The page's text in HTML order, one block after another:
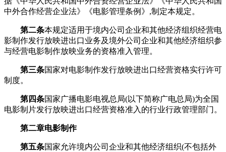
中外合作经营企业法》《电影管理条例》,制定本规定。
第二条本规定适用于境内公司企业和其他经济组织经营电
影制作发行放映进出口业务及境外公司企业和其他经济组织参
与经营电影制作放映业务的资格准入管理。
第三条国家对电影制作发行放映进出口经营资格实行许可
制度。
第四条国家广播电影电视总局(以下简称广电总局)为全国
电影制片发行放映进出口经营资格准入的行业行政管理部门。
第二章电影制作
第五条国家允许境内公司企业和其他经济组织(不包括外